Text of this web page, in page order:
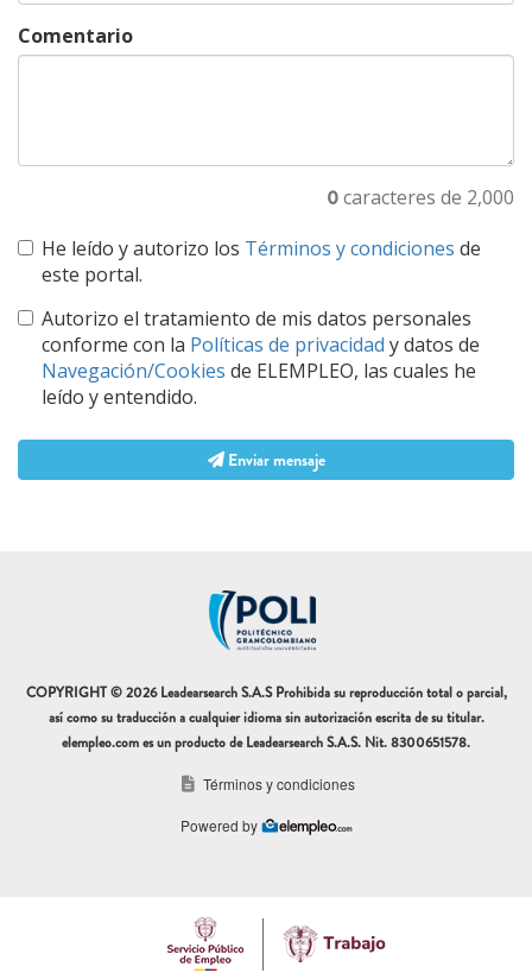
Comentario
0caracteres de 2,000
He leído y autorizo los Términos y condiciones de
este portal.
Autorizo el tratamiento de mis datos personales
conforme con la Políticas de privacidad y datos de
Navegación/Cookies de ELEMPLEO, las cuales he
leído y entendido.
Enviar mensaje
COPYRIGHT © 2026 Leadearsearch S.A.S Prohibida su reproducción total o parcial,
así como su traducción a cualquier idioma sin autorización escrita de su titular.
elempleo.com es un producto de Leadearsearch S.A.S. Nit. 8300651578.
Términos y condiciones
Powered by